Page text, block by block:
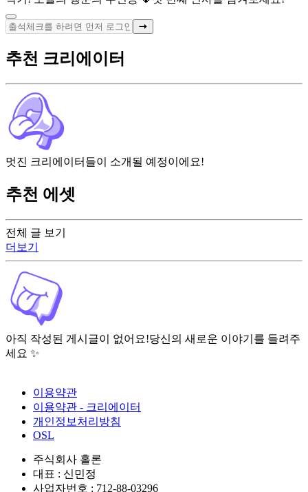
전체 글 보기
더보기
아직 작성된 게시글이 없어요!당신의 새로운 이야기를 들려주
세요 ✨
추천 크리에이터
멋진 크리에이터들이 소개될 예정이에요!
추천 에셋
이용약관
이용약관 - 크리에이터
개인정보처리방침
OSL
주식회사 홀론
대표 : 신민정
사업자번호 : 712-88-03296